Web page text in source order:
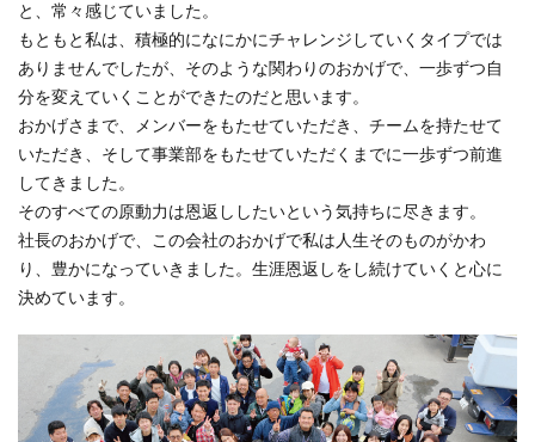
と、常々感じていました。
もともと私は、積極的になにかにチャレンジしていくタイプでは
ありませんでしたが、そのような関わりのおかげで、一歩ずつ自
分を変えていくことができたのだと思います。
おかげさまで、メンバーをもたせていただき、チームを持たせて
いただき、そして事業部をもたせていただくまでに一歩ずつ前進
してきました。
そのすべての原動力は恩返ししたいという気持ちに尽きます。
社長のおかげで、この会社のおかげで私は人生そのものがかわ
り、豊かになっていきました。生涯恩返しをし続けていくと心に
決めています。